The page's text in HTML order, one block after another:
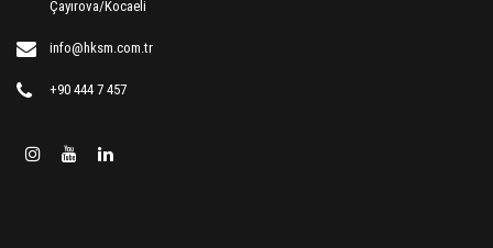
Çayırova/Kocaeli
info@hksm.com.tr
+90 444 7 457